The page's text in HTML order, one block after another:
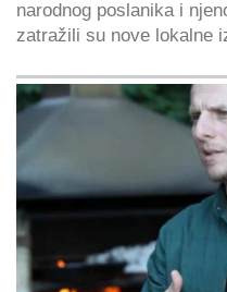
narodnog poslanika i
zatražili su nove lokalne